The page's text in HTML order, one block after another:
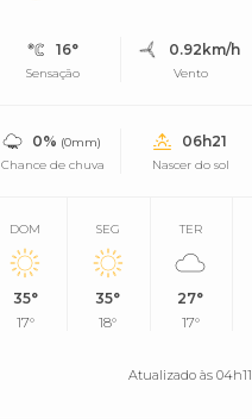
16°
Sensação
0.92km/h
Vento
0% (0mm)
Chance de chuva
06h21
Nascer do sol
DOM
35°
17°
SEG
35°
18°
TER
27°
17°
Atualizado às 04h11